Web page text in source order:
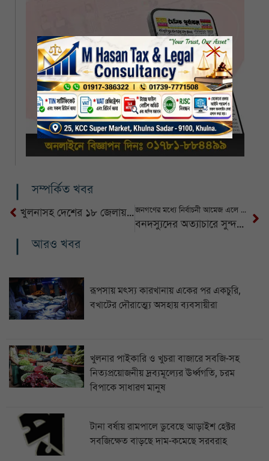
সম্পর্কিত খবর
খুলনাসহ দেশের ১৮ জেলায় বজ্রসহ ঝড়বৃষ্টির পূর্বাভাস জনগণের মধ্যে নির্বাচনী আমেজ এলে অপরাধ আরও কমে আসবে: স্বরাষ্ট্র উপদেষ্টা
বনদস্যুদের অত্যাচারে সুন্দরবনে জেলে বাওয়ালীরা আতঙ্কে
আরও খবর
রূপসায় মৎস্য কারখানায় একের পর একচুরি,
বখাটের দৌরাত্ম্যে অসহায় ব্যবসায়ীরা
খুলনার পাইকারি ও খুচরা বাজারে সবজি-সহ
নিত্যপ্রয়োজনীয় দ্রব্যমূল্যের ঊর্ধ্বগতি, চরম
বিপাকে সাধারণ মানুষ
টানা বর্ষায় রামপালে ডুবেছে আড়াইশ হেক্টর
সবজিক্ষেত বাড়ছে দাম-কমেছে সরবরাহ